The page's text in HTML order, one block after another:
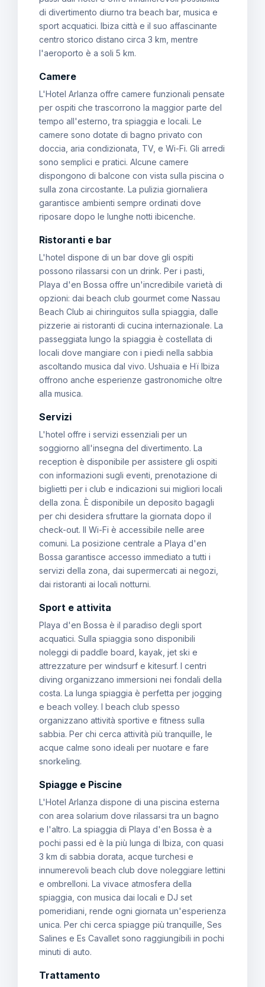
di divertimento diurno tra beach bar, musica e
sport acquatici. Ibiza città e il suo affascinante
centro storico distano circa 3 km, mentre
l'aeroporto è a soli 5 km.
Camere
L'Hotel Arlanza offre camere funzionali pensate
per ospiti che trascorrono la maggior parte del
tempo all'esterno, tra spiaggia e locali. Le
camere sono dotate di bagno privato con
doccia, aria condizionata, TV, e Wi-Fi. Gli arredi
sono semplici e pratici. Alcune camere
dispongono di balcone con vista sulla piscina o
sulla zona circostante. La pulizia giornaliera
garantisce ambienti sempre ordinati dove
riposare dopo le lunghe notti ibicenche.
Ristoranti e bar
L'hotel dispone di un bar dove gli ospiti
possono rilassarsi con un drink. Per i pasti,
Playa d'en Bossa offre un'incredibile varietà di
opzioni: dai beach club gourmet come Nassau
Beach Club ai chiringuitos sulla spiaggia, dalle
pizzerie ai ristoranti di cucina internazionale. La
passeggiata lungo la spiaggia è costellata di
locali dove mangiare con i piedi nella sabbia
ascoltando musica dal vivo. Ushuaïa e Hï Ibiza
offrono anche esperienze gastronomiche oltre
alla musica.
Servizi
L'hotel offre i servizi essenziali per un
soggiorno all'insegna del divertimento. La
reception è disponibile per assistere gli ospiti
con informazioni sugli eventi, prenotazione di
biglietti per i club e indicazioni sui migliori locali
della zona. È disponibile un deposito bagagli
per chi desidera sfruttare la giornata dopo il
check-out. Il Wi-Fi è accessibile nelle aree
comuni. La posizione centrale a Playa d'en
Bossa garantisce accesso immediato a tutti i
servizi della zona, dai supermercati ai negozi,
dai ristoranti ai locali notturni.
Sport e attivita
Playa d'en Bossa è il paradiso degli sport
acquatici. Sulla spiaggia sono disponibili
noleggi di paddle board, kayak, jet ski e
attrezzature per windsurf e kitesurf. I centri
diving organizzano immersioni nei fondali della
costa. La lunga spiaggia è perfetta per jogging
e beach volley. I beach club spesso
organizzano attività sportive e fitness sulla
sabbia. Per chi cerca attività più tranquille, le
acque calme sono ideali per nuotare e fare
snorkeling.
Spiagge e Piscine
L'Hotel Arlanza dispone di una piscina esterna
con area solarium dove rilassarsi tra un bagno
e l'altro. La spiaggia di Playa d'en Bossa è a
pochi passi ed è la più lunga di Ibiza, con quasi
3 km di sabbia dorata, acque turchesi e
innumerevoli beach club dove noleggiare lettini
e ombrelloni. La vivace atmosfera della
spiaggia, con musica dai locali e DJ set
pomeridiani, rende ogni giornata un'esperienza
unica. Per chi cerca spiagge più tranquille, Ses
Salines e Es Cavallet sono raggiungibili in pochi
minuti di auto.
Trattamento